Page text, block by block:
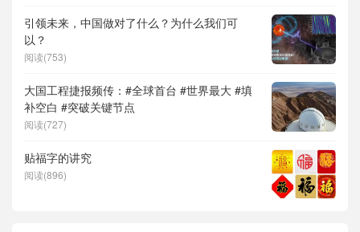
引领未来，中国做对了什么？为什么我们可
以？
阅读(753)
大国工程捷报频传：#全球首台 #世界最大 #填
补空白 #突破关键节点
阅读(727)
贴福字的讲究
阅读(896)